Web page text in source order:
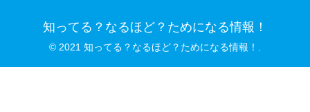
知ってる？なるほど？ためになる情報！
© 2021 知ってる？なるほど？ためになる情報！.